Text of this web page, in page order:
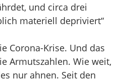
und circa drei
materiell depriviert“
Corona-Krise. Und das
Armutszahlen. Wie weit,
nur ahnen. Seit den